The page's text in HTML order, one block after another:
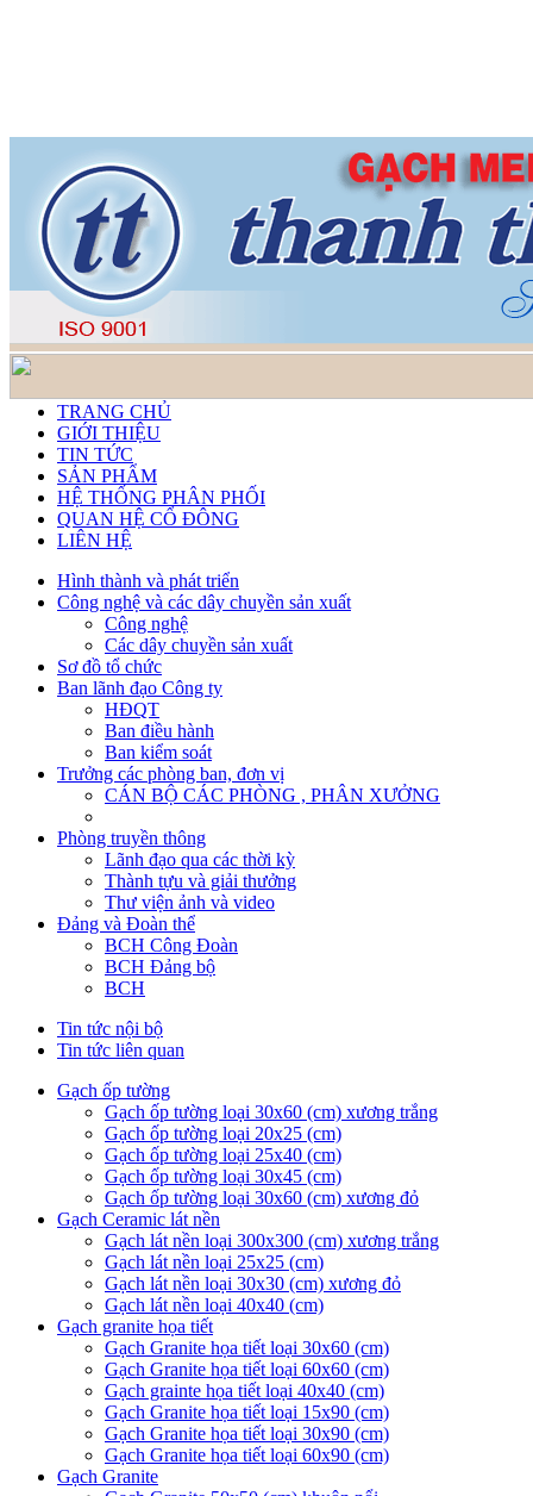
TRANG CHỦ
GIỚI THIỆU
TIN TỨC
SẢN PHẨM
HỆ THỐNG PHÂN PHỐI
QUAN HỆ CỔ ĐÔNG
LIÊN HỆ
Hình thành và phát triển
Công nghệ và các dây chuyền sản xuất
Công nghệ
Các dây chuyền sản xuất
Sơ đồ tổ chức
Ban lãnh đạo Công ty
HĐQT
Ban điều hành
Ban kiểm soát
Trưởng các phòng ban, đơn vị
CÁN BỘ CÁC PHÒNG , PHÂN XƯỞNG
Phòng truyền thông
Lãnh đạo qua các thời kỳ
Thành tựu và giải thưởng
Thư viện ảnh và video
Đảng và Đoàn thể
BCH Công Đoàn
BCH Đảng bộ
BCH
Tin tức nội bộ
Tin tức liên quan
Gạch ốp tường
Gạch ốp tường loại 30x60 (cm) xương trắng
Gạch ốp tường loại 20x25 (cm)
Gạch ốp tường loại 25x40 (cm)
Gạch ốp tường loại 30x45 (cm)
Gạch ốp tường loại 30x60 (cm) xương đỏ
Gạch Ceramic lát nền
Gạch lát nền loại 300x300 (cm) xương trắng
Gạch lát nền loại 25x25 (cm)
Gạch lát nền loại 30x30 (cm) xương đỏ
Gạch lát nền loại 40x40 (cm)
Gạch granite họa tiết
Gạch Granite họa tiết loại 30x60 (cm)
Gạch Granite họa tiết loại 60x60 (cm)
Gạch grainte họa tiết loại 40x40 (cm)
Gạch Granite họa tiết loại 15x90 (cm)
Gạch Granite họa tiết loại 30x90 (cm)
Gạch Granite họa tiết loại 60x90 (cm)
Gạch Granite